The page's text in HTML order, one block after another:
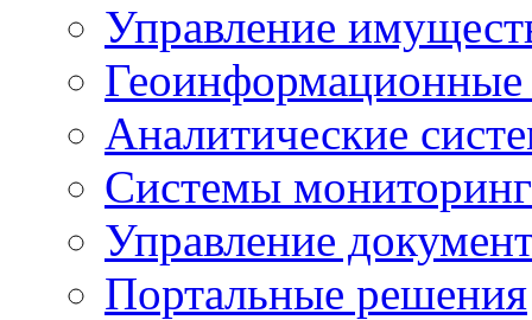
Управление
Аналитические
Системы
Управление
Портальные решения